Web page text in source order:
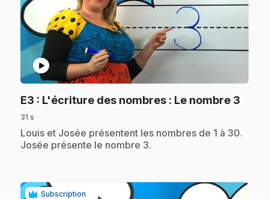
play_circle
E3 : L'écriture des nombres : Le nombre 3
31 s
.Louis et Josée présentent les nombres de 1 à 30.
Josée présente le nombre 3.
Subscription